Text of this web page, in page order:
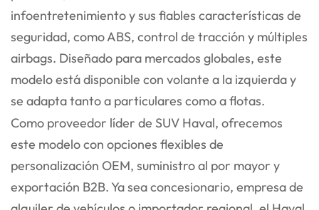
infoentretenimiento y sus fiables características de
seguridad, como ABS, control de tracción y múltiples
airbags. Diseñado para mercados globales, este
modelo está disponible con volante a la izquierda y
se adapta tanto a particulares como a flotas.
Como proveedor líder de SUV Haval, ofrecemos
este modelo con opciones flexibles de
personalización OEM, suministro al por mayor y
exportación B2B. Ya sea concesionario, empresa de